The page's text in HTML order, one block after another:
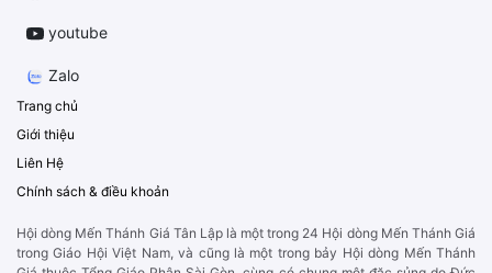
youtube
Zalo
Trang chủ
Giới thiệu
Liên Hệ
Chính sách & điều khoản
Hội dòng Mến Thánh Giá Tân Lập là một trong 24 Hội dòng Mến Thánh Giá
trong Giáo Hội Việt Nam, và cũng là một trong bảy Hội dòng Mến Thánh